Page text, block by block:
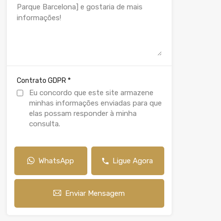
Contrato GDPR *
Eu concordo que este site armazene
minhas informações enviadas para que
elas possam responder à minha
consulta.
WhatsApp Ligue Agora
Enviar Mensagem